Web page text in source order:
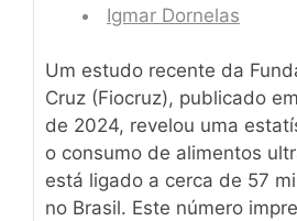
Igmar Dornelas
Um estudo recente da
Cruz (Fiocruz), publicado
de 2024, revelou uma
o consumo de alimentos
está ligado a cerca de 57
no Brasil. Este número